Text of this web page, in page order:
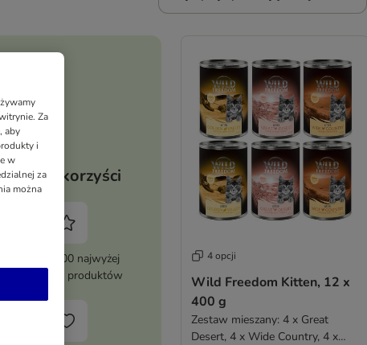
Twoje korzyści
Ponad 8000 najwyżej
ocenianych produktów
4 opcji
Wild Freedom Kitten, 12 x
400 g
Zestaw mieszany: 4 x Great
Desert, 4 x Wide Country, 4 x
Za
aby
i
w
za
można